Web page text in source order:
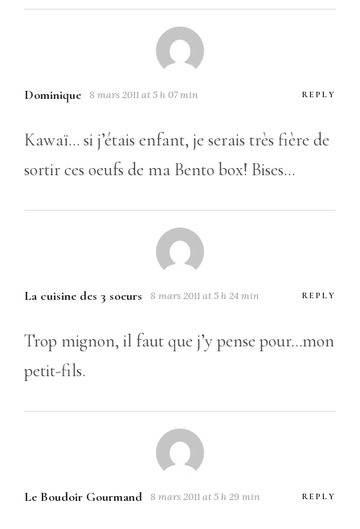
Dominique 8 mars 2011 at 5 h 07 min REPLY
Kawaï… si j’étais enfant, je serais très fière de
sortir ces oeufs de ma Bento box! Bises…
La cuisine des 3 soeurs 8 mars 2011 at 5 h 24 min REPLY
Trop mignon, il faut que j’y pense pour…mon
petit-fils.
Le Boudoir Gourmand 8 mars 2011 at 5 h 29 min REPLY